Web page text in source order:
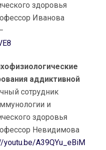
здоровья
Иванова
аддиктивной
сотрудник
и
здоровья
Невидимова
youtu.be/A39QYu_eBiM